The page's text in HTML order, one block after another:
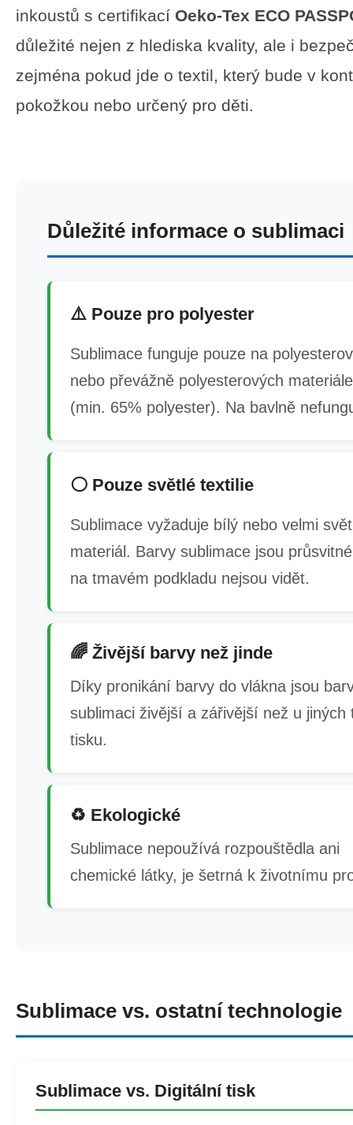
inkoustů s certifikací Oeko-Tex ECO
důležité nejen z hlediska kvality, ale i
zejména pokud jde o textil, který bude v
pokožkou nebo určený pro děti.
Důležité informace o sublimaci
⚠️ Pouze pro polyester
Sublimace funguje pouze na
nebo převážně polyesterových
(min. 65% polyester). Na bavlně
⚪ Pouze světlé textilie
Sublimace vyžaduje bílý nebo velmi
materiál. Barvy sublimace jsou
na tmavém podkladu nejsou vidět.
🌈 Živější barvy než jinde
Díky pronikání barvy do vlákna jsou
sublimaci živější a zářivější než u jiných
tisku.
♻️ Ekologické
Sublimace nepoužívá rozpouštědla ani
chemické látky, je šetrná k životnímu
Sublimace vs. ostatní technologie
Sublimace vs. Digitální tisk